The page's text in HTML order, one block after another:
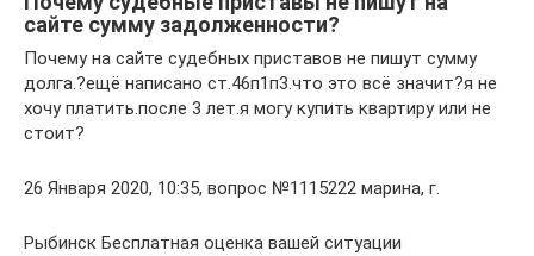
сайте сумму задолженности?
Почему на сайте судебных приставов не пишут сумму
долга.?ещё написано ст.46п1п3.что это всё значит?я не
хочу платить.после 3 лет.я могу купить квартиру или не
стоит?
26 Января 2020, 10:35, вопрос №1115222 марина, г.
Рыбинск Бесплатная оценка вашей ситуации